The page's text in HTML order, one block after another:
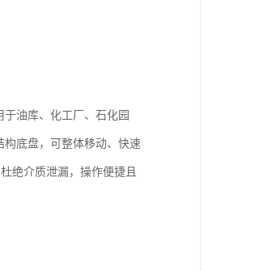
油库、化工厂、石化园
构底盘，可整体移动、快速
绝介质泄漏，操作便捷且